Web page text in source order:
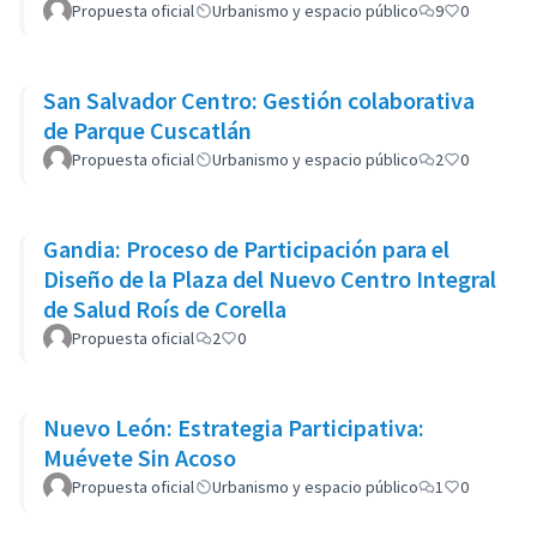
espacio público
Propuesta oficial Urbanismo y espacio público 9 0
San Salvador Centro: Gestión colaborativa
de Parque Cuscatlán
Propuesta oficial Urbanismo y espacio público 2 0
Gandia: Proceso de Participación para el
Diseño de la Plaza del Nuevo Centro Integral
de Salud Roís de Corella
Propuesta oficial 2 0
Nuevo León: Estrategia Participativa:
Muévete Sin Acoso
Propuesta oficial Urbanismo y espacio público 1 0